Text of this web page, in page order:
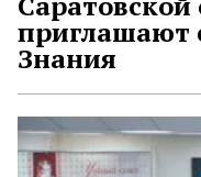
приглашают
Знания